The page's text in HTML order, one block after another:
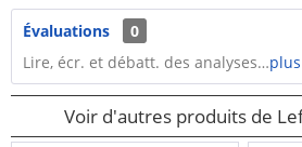
Évaluations
0
Lire, écr. et débatt. des analyses…plus
Voir d'autres produits de